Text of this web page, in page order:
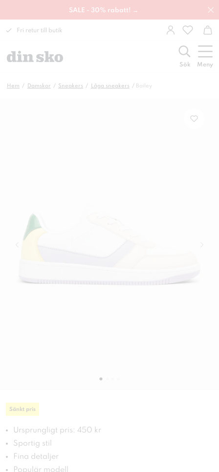
SALE - 30% rabatt! →
Fri retur till butik
Sök Meny
Hem Damskor Sneakers Låga sneakers Bailey
Sänkt pris
Ursprungligt pris: 450 kr
Sportig stil
Fina detaljer
Populär modell